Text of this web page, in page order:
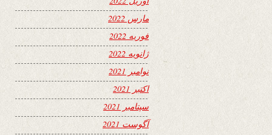
مارس 2022
فوریه 2022
ژانویه 2022
نوامبر 2021
اکتبر 2021
سپتامبر 2021
آگوست 2021